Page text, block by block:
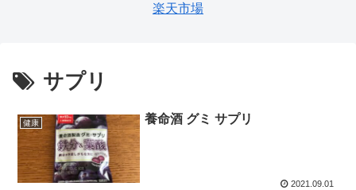
楽天市場
サプリ
健康 養命酒 グミ サプリ
2021.09.01